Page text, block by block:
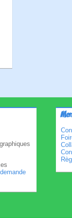
demande